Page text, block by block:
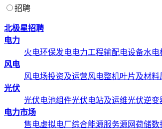
招聘
北极星招聘
电力
火电环保发电电力工程输配电设备水电
风电
风电场投资及运营风电整机叶片及材料
光伏
光伏电池组件光伏电站及运维光伏逆变
电力市场
售电虚拟电厂综合能源服务源网荷储数